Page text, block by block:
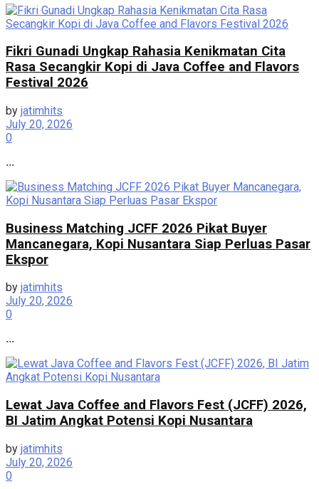
Fikri Gunadi Ungkap Rahasia Kenikmatan Cita
Rasa Secangkir Kopi di Java Coffee and Flavors
Festival 2026
by jatimhits
July 20, 2026
0
...
Business Matching JCFF 2026 Pikat Buyer
Mancanegara, Kopi Nusantara Siap Perluas Pasar
Ekspor
by jatimhits
July 20, 2026
0
...
Lewat Java Coffee and Flavors Fest (JCFF) 2026,
BI Jatim Angkat Potensi Kopi Nusantara
by jatimhits
July 20, 2026
0